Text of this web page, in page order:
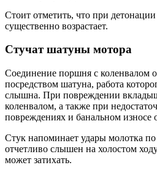
Стоит отметить, что при детонации
существенно возрастает.
Стучат шатуны мотора
Соединение поршня с коленвалом
посредством шатуна, работа
слышна. При повреждении
коленвалом, а также при
повреждениях и банальном износе
Стук напоминает удары молотка
отчетливо слышен на холостом
может затихать.